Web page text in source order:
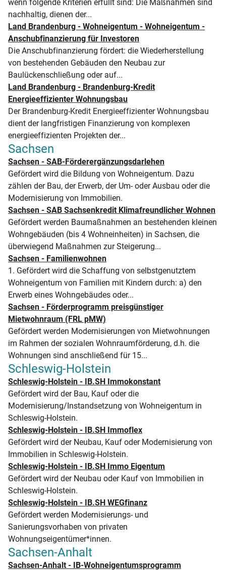
wenn folgende Kriterien erfüllt sind: Die Maßnahmen sind
nachhaltig, dienen der...
Land Brandenburg - Wohneigentum - Wohneigentum -
Anschubfinanzierung für Investoren
Die Anschubfinanzierung fördert: die Wiederherstellung
von bestehenden Gebäuden den Neubau zur
Baulückenschließung oder auf...
Land Brandenburg - Brandenburg-Kredit
Energieeffizienter Wohnungsbau
Der Brandenburg-Kredit Energieeffizienter Wohnungsbau
dient der langfristigen Finanzierung von komplexen
energieeffizienten Projekten der...
Sachsen
Sachsen - SAB-Förderergänzungsdarlehen
Gefördert wird die Bildung von Wohneigentum. Dazu
zählen der Bau, der Erwerb, der Um- oder Ausbau oder die
Modernisierung von Immobilien.
Sachsen - SAB Sachsenkredit Klimafreundlicher Wohnen
Gefördert werden Baumaßnahmen an bestehenden kleinen
Wohngebäuden (bis 4 Wohneinheiten) in Sachsen, die
überwiegend Maßnahmen zur Steigerung...
Sachsen - Familienwohnen
1. Gefördert wird die Schaffung von selbstgenutztem
Wohneigentum von Familien mit Kindern durch: a) den
Erwerb eines Wohngebäudes oder...
Sachsen - Förderprogramm preisgünstiger
Mietwohnraum (FRL pMW)
Gefördert werden Modernisierungen von Mietwohnungen
im Rahmen der sozialen Wohnraumförderung, d.h. die
Wohnungen sind anschließend für 15...
Schleswig-Holstein
Schleswig-Holstein - IB.SH Immokonstant
Gefördert wird der Bau, Kauf oder die
Modernisierung/Instandsetzung von Wohneigentum in
Schleswig-Holstein.
Schleswig-Holstein - IB.SH Immoflex
Gefördert wird der Neubau, Kauf oder Modernisierung von
Immobilien in Schleswig-Holstein.
Schleswig-Holstein - IB.SH Immo Eigentum
Gefördert wird der Neubau oder Kauf von Immobilien in
Schleswig-Holstein.
Schleswig-Holstein - IB.SH WEGfinanz
Gefördert werden Modernisierungs- und
Sanierungsvorhaben von privaten
Wohnungseigentümer*innen.
Sachsen-Anhalt
Sachsen-Anhalt - IB-Wohneigentumsprogramm